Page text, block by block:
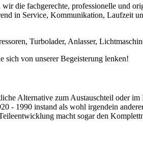
die fachgerechte, professionelle und
in Service, Kommunikation, Laufzeit
Turbolader, Anlasser,
sich von unserer Begeisterung lenken!
Alternative zum Austauschteil oder
- 1990 instand als wohl irgendein
macht sogar den